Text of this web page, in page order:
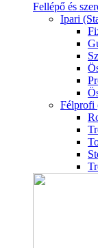
Fellépő és
Ipari
Félprofi